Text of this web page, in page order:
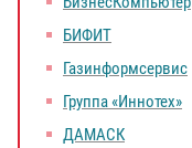
БИФИТ
Газинформсервис
Группа «Иннотех»
ДАМАСК